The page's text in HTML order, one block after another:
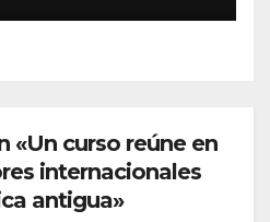
«Un curso reúne en
internacionales
antigua»